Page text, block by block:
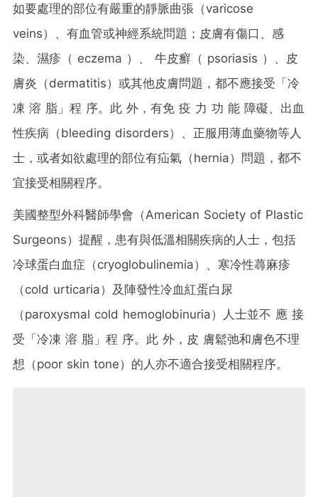
如要處理的部位有嚴重的靜脈曲張（varicose
veins）、有血管或神經系統問題；皮膚有傷口、感
染、濕疹（ eczema ）、 牛皮癬（ psoriasis ）、皮
膚炎（dermatitis）或其他皮膚問題，都不應接受「冷
凍 溶 脂」程 序。此 外，有免 疫 力 功 能 障礙、出血
性疾病（bleeding disorders）、正服用薄血藥物等人
士，或者如欲處理的部位有疝氣（hernia）問題，都不
宜接受相關程序。
美國整型外科醫師學會（American Society of Plastic
Surgeons）提醒，患有與低溫相關疾病的人士，包括
冷球蛋白血症（cryoglobulinemia）、寒冷性蕁麻疹
（cold urticaria）及陣發性冷血紅蛋白尿
（paroxysmal cold hemoglobinuria）人士並不 應 接
受「冷凍 溶 脂」程 序。此 外，皮 膚鬆弛和膚色不理
想（poor skin tone）的人亦不適合接受相關程序。